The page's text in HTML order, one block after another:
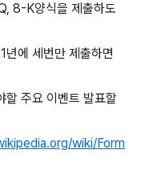
8-K양식을 제출하도
에 세번만 제출하면
주요 이벤트 발표할
wiki/Form